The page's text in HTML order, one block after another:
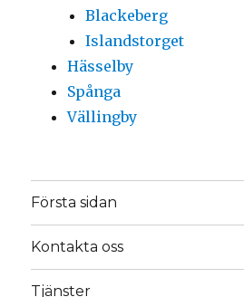
Blackeberg
Islandstorget
Hässelby
Spånga
Vällingby
Första sidan
Kontakta oss
Tjänster